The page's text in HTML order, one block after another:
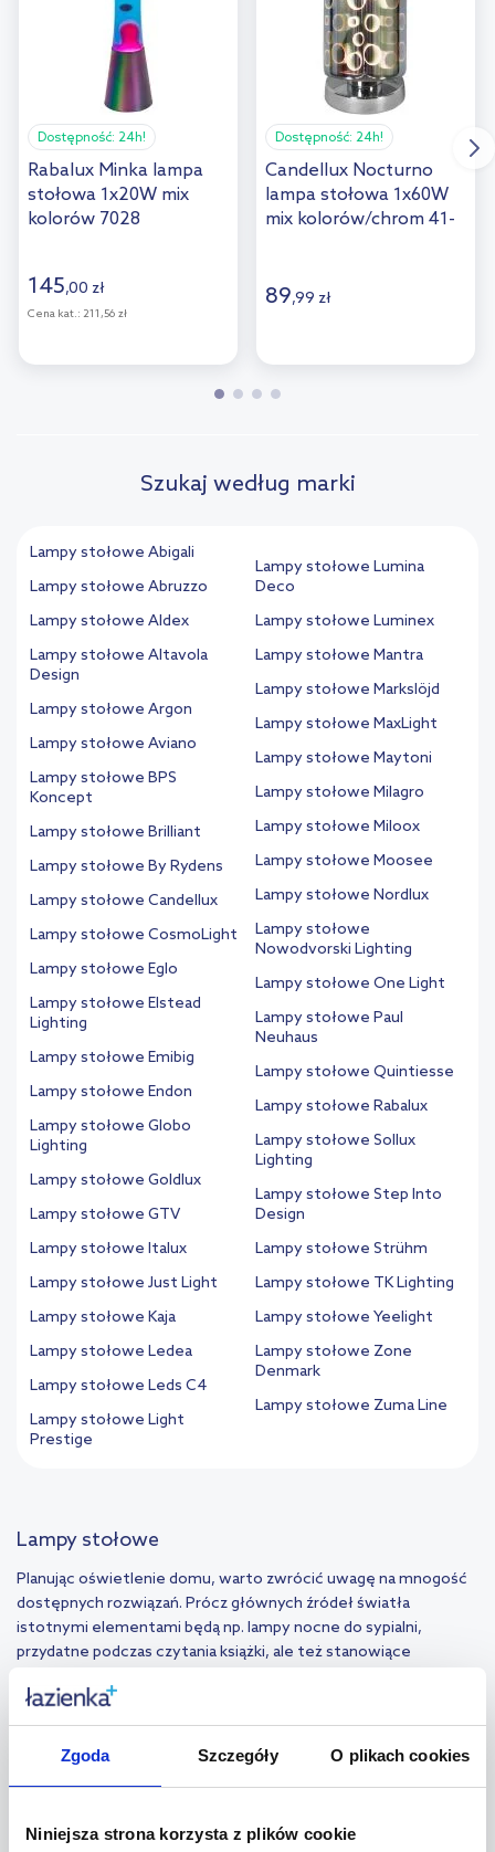
Zgoda Szczegóły O plikach cookies
Niniejsza strona korzysta z plików cookie
Dostępność: 24h!
Rabalux Minka lampa
stołowa 1x20W mix
kolorów 7028
145,00 zł
Cena kat.: 211,56 zł
Dostępność: 24h!
Candellux Nocturno
lampa stołowa 1x60W
mix kolorów/chrom 41-
89,99 zł
Szukaj według marki
Lampy stołowe Abigali
Lampy stołowe Abruzzo
Lampy stołowe Aldex
Lampy stołowe Altavola
Design
Lampy stołowe Argon
Lampy stołowe Aviano
Lampy stołowe BPS
Koncept
Lampy stołowe Brilliant
Lampy stołowe By Rydens
Lampy stołowe Candellux
Lampy stołowe CosmoLight
Lampy stołowe Eglo
Lampy stołowe Elstead
Lighting
Lampy stołowe Emibig
Lampy stołowe Endon
Lampy stołowe Globo
Lighting
Lampy stołowe Goldlux
Lampy stołowe GTV
Lampy stołowe Italux
Lampy stołowe Just Light
Lampy stołowe Kaja
Lampy stołowe Ledea
Lampy stołowe Leds C4
Lampy stołowe Light
Prestige
Lampy stołowe Lumina
Deco
Lampy stołowe Luminex
Lampy stołowe Mantra
Lampy stołowe Markslöjd
Lampy stołowe MaxLight
Lampy stołowe Maytoni
Lampy stołowe Milagro
Lampy stołowe Miloox
Lampy stołowe Moosee
Lampy stołowe Nordlux
Lampy stołowe
Nowodvorski Lighting
Lampy stołowe One Light
Lampy stołowe Paul
Neuhaus
Lampy stołowe Quintiesse
Lampy stołowe Rabalux
Lampy stołowe Sollux
Lighting
Lampy stołowe Step Into
Design
Lampy stołowe Strühm
Lampy stołowe TK Lighting
Lampy stołowe Yeelight
Lampy stołowe Zone
Denmark
Lampy stołowe Zuma Line
Lampy stołowe
Planując oświetlenie domu, warto zwrócić uwagę na mnogość
dostępnych rozwiązań. Prócz głównych źródeł światła
istotnymi elementami będą np. lampy nocne do sypialni,
przydatne podczas czytania książki, ale też stanowiące
rozmaite lampy na komodę do salonu, a także egzemplarze,
które świetnie sprawdzą się w pokojach dziecięcych. Dostępne
są produkty o różnych właściwościach, co pozwala na
Jakie parametry posiadają poszczególne lampy stołowe?